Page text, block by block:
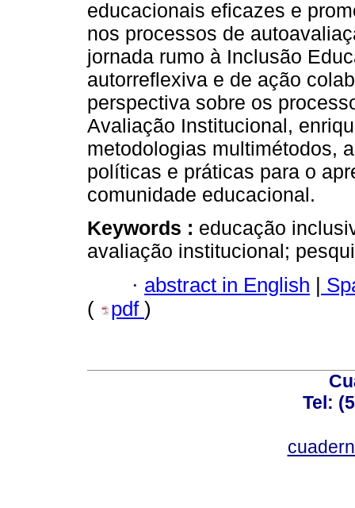
educacionais eficazes e
nos processos de
jornada rumo à Inclusão
autorreflexiva e de ação
perspectiva sobre os
Avaliação Institucional,
metodologias multimétodos,
políticas e práticas para o
comunidade educacional.
Keywords : educação
avaliação institucional;
· abstract in English |
(
pdf )
Tel: